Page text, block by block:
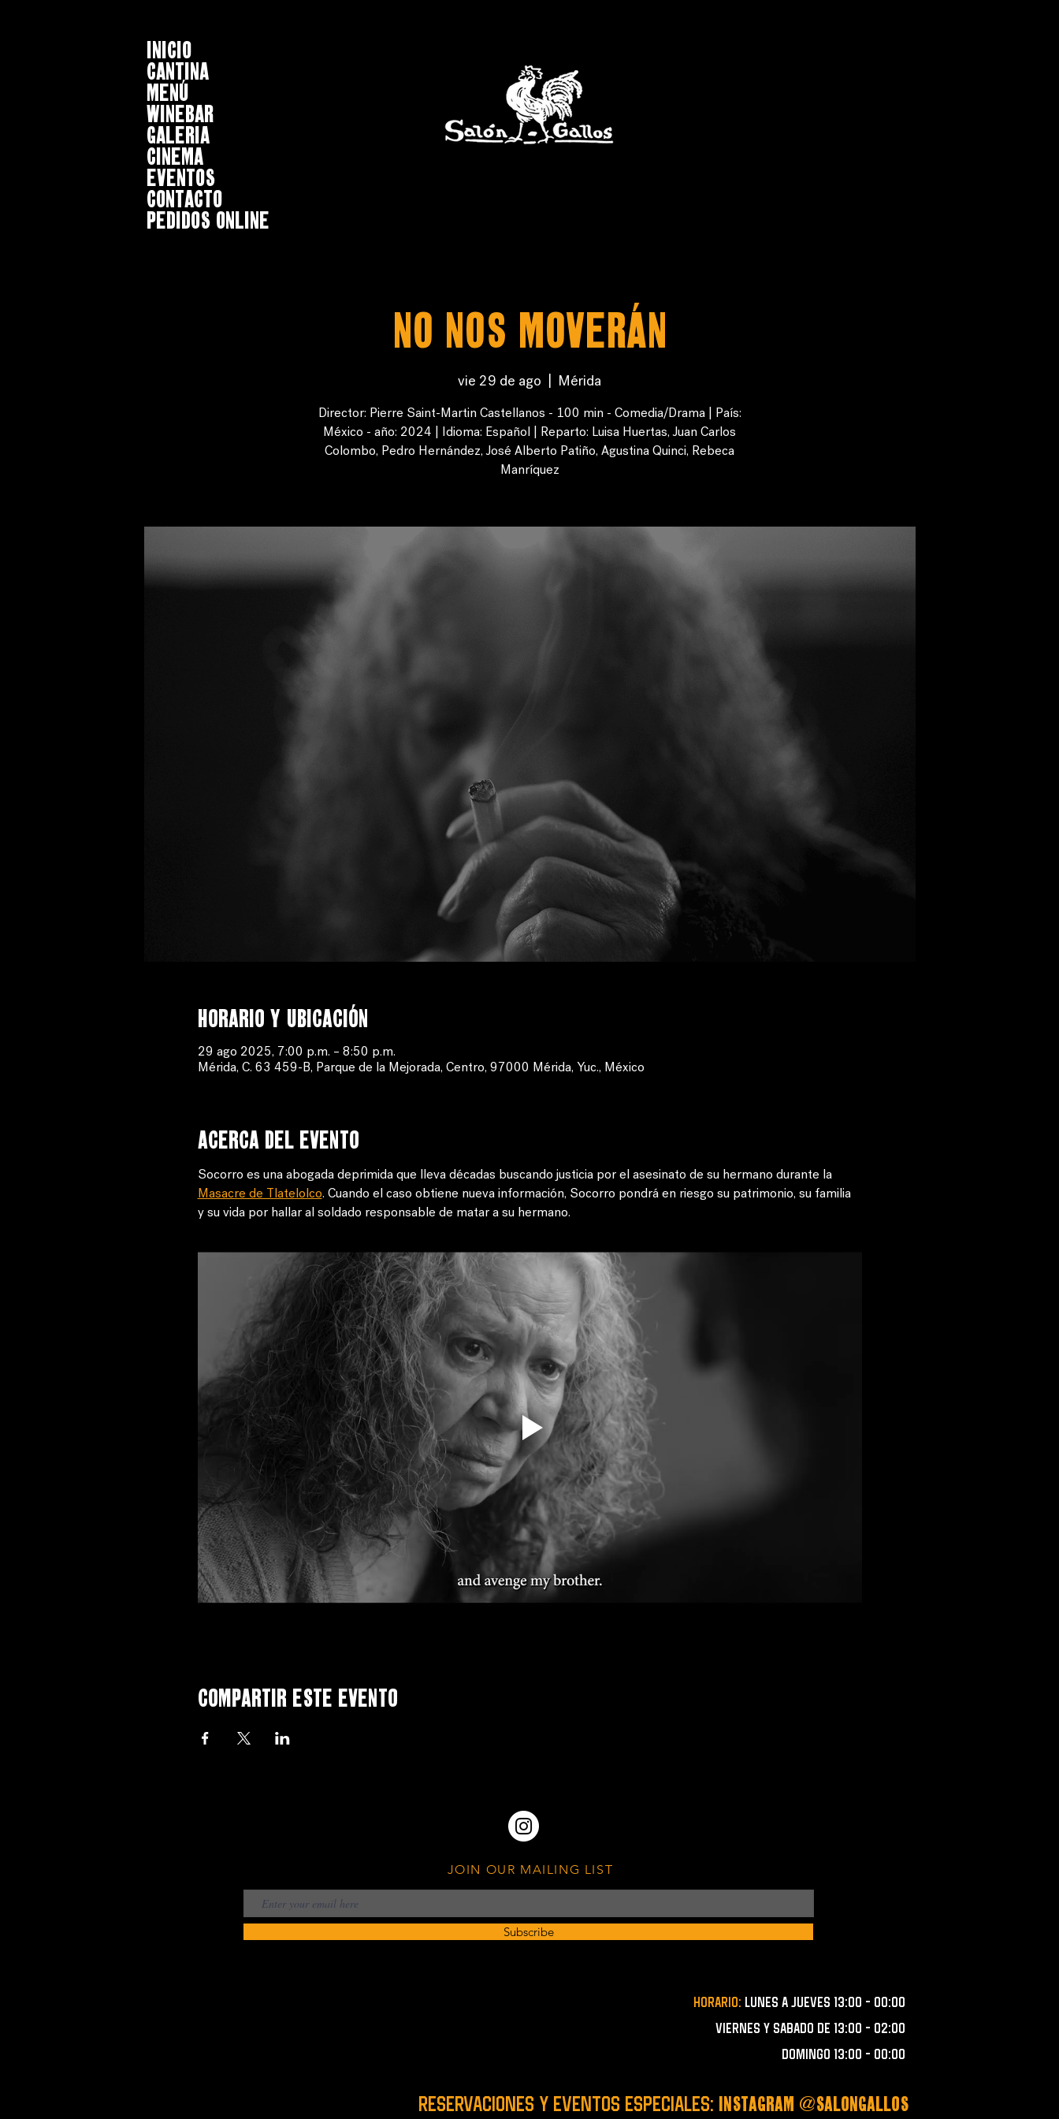
INICIO
CANTINA
MENÚ
WINEBAR
GALERIA
CINEMA
EVENTOS
CONTACTO
Pedidos online
No nos moverán
vie 29 de ago Mérida
Director: Pierre Saint-Martin Castellanos - 100 min - Comedia/Drama | País:
México - año: 2024 | Idioma: Español | Reparto: Luisa Huertas, Juan Carlos
Colombo, Pedro Hernández, José Alberto Patiño, Agustina Quinci, Rebeca
Manríquez
Horario y ubicación
29 ago 2025, 7:00 p.m. – 8:50 p.m.
Mérida, C. 63 459-B, Parque de la Mejorada, Centro, 97000 Mérida, Yuc., México
Acerca del evento
Socorro es una abogada deprimida que lleva décadas buscando justicia por el asesinato de su hermano durante la
Masacre de Tlatelolco. Cuando el caso obtiene nueva información, Socorro pondrá en riesgo su patrimonio, su familia
y su vida por hallar al soldado responsable de matar a su hermano.
Compartir este evento
JOIN OUR MAILING LIST
Subscribe
Horario: lunes a JUEVES 13:00 - 00:00
VIERNES Y SABADO de 13:00 - 02:00
domingo 13:00 - 00:00
RESERVACIONES y EVENTOS ESPECIALES: instagram @salongallos